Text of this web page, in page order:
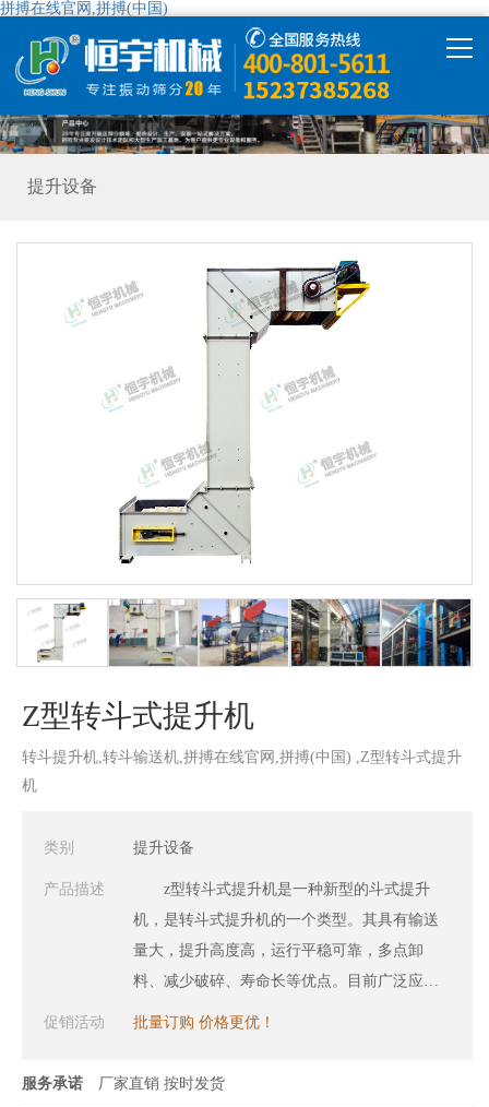
拼搏在线官网,拼搏(中国)
拼搏在线官网,拼搏(中国)
产品中心
提升设备
Z型转斗式提升机
转斗提升机,转斗输送机,拼搏在线官网,拼搏(中国) ,Z型转斗式提升
机
类别 提升设备
产品描述
z型转斗式提升机是一种新型的斗式提升
机，是转斗式提升机的一个类型。其具有输送
量大，提升高度高，运行平稳可靠，多点卸
料、减少破碎、寿命长等优点。目前广泛应用
于各行业的小块状、颗粒、粉末的提升输送领
理的物料转运、矿石金属粉末的提升与运输、
促销活动 批量订购 价格更优！
服务承诺 厂家直销 按时发货